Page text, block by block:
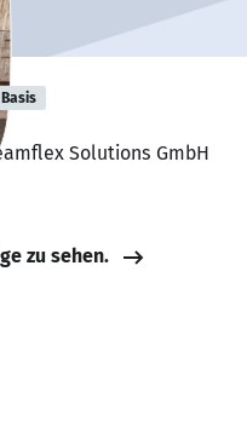
Basis
Solutions GmbH
zu sehen.